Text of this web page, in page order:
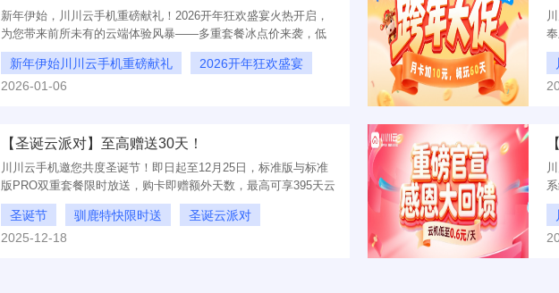
新年伊始，川川云手机重磅献礼！2026开年狂欢盛宴火热开启，
为您带来前所未有的云端体验风暴——多重套餐冰点价来袭，低
至每天仅需0.6元！无论是日常办公还是娱乐游戏，即刻升级您的
数字生活，限时疯抢，错过等一年！
新年伊始川川云手机重磅献礼
2026开年狂欢盛宴
开年狂欢
2026-01-06
【圣诞云派对】至高赠送30天！
川川云手机邀您共度圣诞节！即日起至12月25日，标准版与标准
版PRO双重套餐限时放送，购卡即赠额外天数，最高可享395天云
端服务！
圣诞节 驯鹿特快限时送
圣诞云派对
2025-12-18